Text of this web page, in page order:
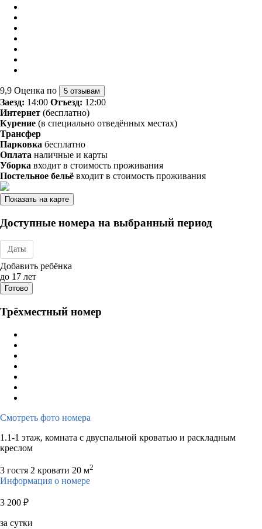
9,9 Оценка по 5 отзывам
Заезд: 14:00 Отъезд: 12:00
Интернет (бесплатно)
Курение (в специально отведённых местах)
Трансфер
Парковка бесплатно
Оплата наличные и карты
Уборка входит в стоимость проживания
Постельное бельё входит в стоимость проживания
Показать на карте
Доступные номера на выбранный период
Даты
Дата заезда - отъезда
Добавить ребёнка
до 17 лет
Готово
Трёхместный номер
Смотреть фото номера
1.1-1 этаж, комната с двуспальной кроватью и раскладным
креслом
3 гостя 2 кровати 20 м2
Информация о номере
3 200 ₽
за сутки